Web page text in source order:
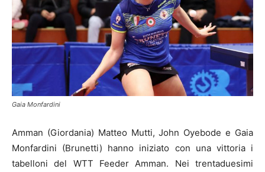
Gaia Monfardini
Amman (Giordania) Matteo Mutti, John Oyebode e Gaia
Monfardini (Brunetti) hanno iniziato con una vittoria i
tabelloni del WTT Feeder Amman. Nei trentaduesimi